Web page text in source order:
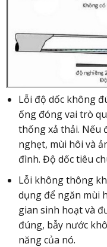
Lỗi độ dốc không
ống đóng vai trò
thống xả thải. Nếu
nghẹt, mùi hôi và
đình. Độ dốc tiêu
Lỗi không thông
dụng để ngăn mùi
gian sinh hoạt và
đúng, bẫy nước
năng của nó.